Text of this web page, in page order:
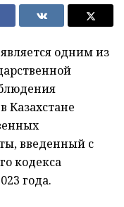
одним из
Казахстане
введенный с
кодекса
года.